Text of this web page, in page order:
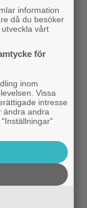
information
då du besöker
vårt
för
inom
Vissa
intresse
ändra andra